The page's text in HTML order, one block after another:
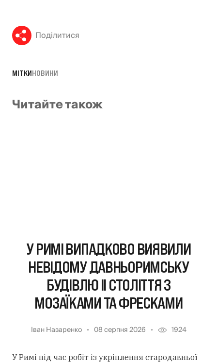
Поділитися
МІТКИНОВИНИ
Читайте також
У РИМІ ВИПАДКОВО ВИЯВИЛИ
НЕВІДОМУ ДАВНЬОРИМСЬКУ
БУДІВЛЮ II СТОЛІТТЯ З
МОЗАЇКАМИ ТА ФРЕСКАМИ
Іван Назаренко 08 серпня 2026 1924
У Римі під час робіт із укріплення стародавньої